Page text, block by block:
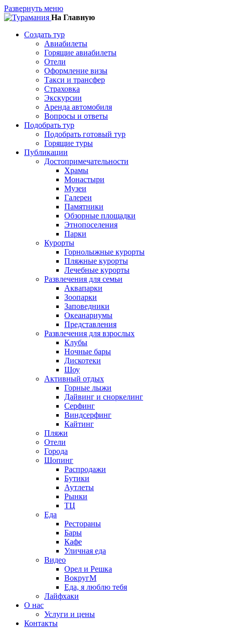
Развернуть меню
На Главную
Создать тур
Авиабилеты
Горящие авиабилеты
Отели
Оформление визы
Такси и трансфер
Страховка
Экскурсии
Аренда автомобиля
Вопросы и ответы
Подобрать тур
Подобрать готовый тур
Горящие туры
Публикации
Достопримечательности
Храмы
Монастыри
Музеи
Галереи
Памятники
Обзорные площадки
Этнопоселения
Парки
Курорты
Горнолыжные курорты
Пляжные курорты
Лечебные курорты
Развлечения для семьи
Аквапарки
Зоопарки
Заповедники
Океанариумы
Представления
Развлечения для взрослых
Клубы
Ночные бары
Дискотеки
Шоу
Активный отдых
Горные лыжи
Дайвинг и сноркелинг
Серфинг
Виндсерфинг
Кайтинг
Пляжи
Отели
Города
Шопинг
Распродажи
Бутики
Аутлеты
Рынки
ТЦ
Еда
Рестораны
Бары
Кафе
Уличная еда
Видео
Орел и Решка
ВокругМ
Еда, я люблю тебя
Лайфхаки
О нас
Услуги и цены
Контакты